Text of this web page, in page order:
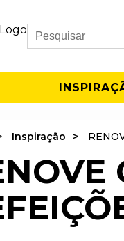
Search
Inspiração